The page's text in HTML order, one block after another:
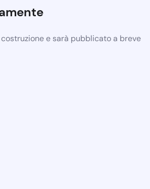
e sarà pubblicato a breve